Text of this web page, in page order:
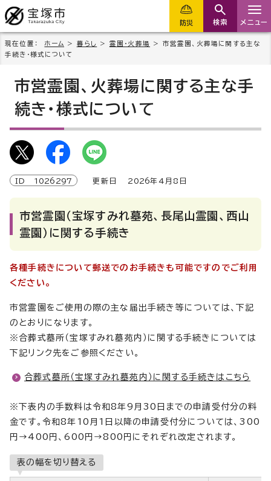
防災 検索 メニュー
現在位置： ホーム > 暮らし > 霊園・火葬場
> 市営霊園、火葬場に関する主な
手続き・様式について
市営霊園、火葬場に関する主な手
続き・様式について
ID 1026297 更新日 2026年4月8日
市営霊園（宝塚すみれ墓苑、長尾山霊園、西山
霊園）に関する手続き
各種手続きについて郵送でのお手続きも可能ですのでご利用
ください。
市営霊園をご使用の際の主な届出手続き等については、下記
のとおりになります。
※合葬式墓所（宝塚すみれ墓苑内）に関する手続きについては
下記リンク先をご参照ください。
合葬式墓所（宝塚すみれ墓苑内）に関する手続きはこちら
※下表内の手数料は令和8年9月30日までの申請受付分の料
金です。令和8年10月1日以降の申請受付分については、300
円→400円、600円→800円にそれぞれ改定されます。
表の幅を切り替える